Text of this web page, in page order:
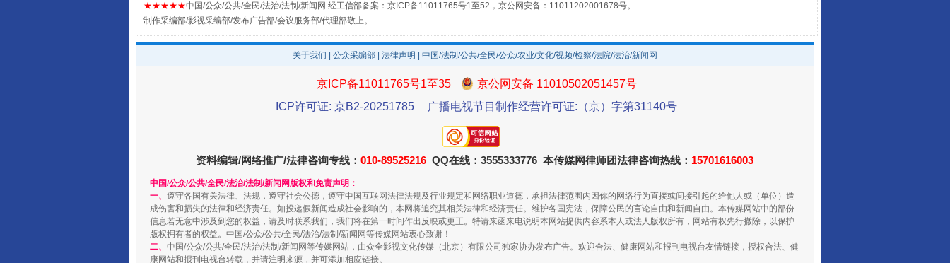
规模最大的光氢储一体化项目
镜头丨大暑三秋近 山西：不断增强治理腐败综合效能 扯下公款旅游的“隐身衣”
★★★★★中国/公众/公共/全民/法治/法制/新闻网 经工信部备案：京ICP备11011765号1至52，京公网安备：11011202001678号。
制作采编部/影视采编部/发布广告部/会议服务部/代理部敬上。
关于我们 公众采编部 法律声明 | 中国/法制/公共/全民/公众/农业/文化/视频/检察/法院/法治/新闻网
京ICP备11011765号1至35
京公网安备 11010502051457号
ICP许可证: 京B2-20251785
广播电视节目制作经营许可证:（京）字第31140号
资料编辑/网络推广/法律咨询专线： 010-89525216 QQ在线：3555333776 本传媒网律师团法律咨询热线： 15701616003
中国/公众/公共/全民/法治/法制/新闻网版权和免责声明：
一、 遵守各国有关法律、法规，遵守社会公德，遵守中国互联网法律法规及行业规定和网络职业道德，承担法律范围内因你的网络行为直接或间接引起的给他人或（单位）造
成伤害和损失的法律和经济责任。如投递假新闻造成社会影响的，本网将追究其相关法律和经济责任。维护各国宪法，保障公民的言论自由和新闻自由。本传媒网站中的部份
信息若无意中涉及到您的权益，请及时联系我们，我们将在第一时间作出反映或更正。特请来函来电说明本网站提供内容系本人或法人版权所有，网站有权先行撤除，以保护
版权拥有者的权益。中国/公众/公共/全民/法治/法制/新闻网等传媒网站衷心致谢！
二、 中国/公众/公共/全民/法治/法制/新闻网等传媒网站，由众全影视文化传媒（北京）有限公司独家协办发布广告。欢迎合法、健康网站和报刊电视台友情链接，授权合法、健
康网站和报刊电视台转载，并请注明来源，并可添加相应链接。